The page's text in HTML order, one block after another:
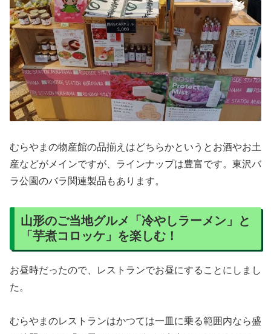
むらやまの物産館の品揃えはどちらかというとお酒やお土
産などがメインですが、ラインナップは豊富です。東沢バ
ラ公園のバラ関連製品もあります。
山形のご当地グルメ「冷やしラーメン」と
「芋煮コロッケ」を楽しむ！
お昼時だったので、レストランでお昼にすることにしまし
た。
むらやまのレストランはかつては一皿に乗る範囲内なら盛